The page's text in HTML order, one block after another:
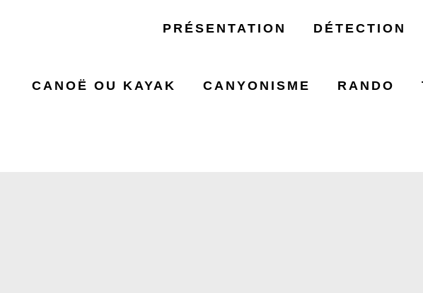
PRÉSENTATION DÉTECTION
CANOË OU KAYAK CANYONISME RANDO